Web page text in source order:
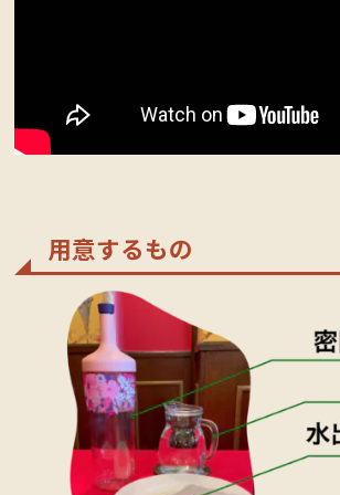
用意するもの